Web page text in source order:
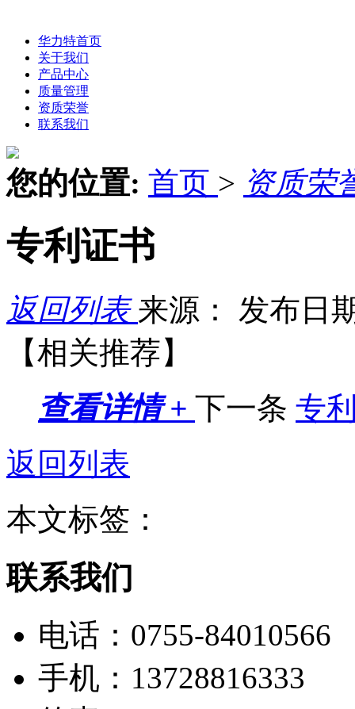
华力特首页
关于我们
产品中心
质量管理
资质荣誉
联系我们
您的位置: 首页 > 资质荣
专利证书
返回列表来源： 发布日
【相关推荐】
查看详情 + 下一条 专
返回列表
本文标签：
联系我们
电话： 0755-84010566
手机： 13728816333